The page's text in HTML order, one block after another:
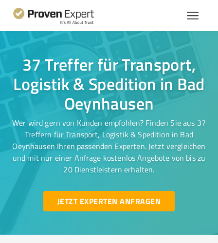
37 Treffer für Transport,
Logistik & Spedition in Bad
Oeynhausen
Wer wird gern von Kunden empfohlen? Finden Sie aus 37
Treffern für Transport, Logistik & Spedition in Bad
Oeynhausen Ihren passenden Experten. Jetzt vergleichen
und mit nur einer Anfrage kostenlos Angebote von bis zu
20 Dienstleistern erhalten.
JETZT EXPERTEN ANFRAGEN